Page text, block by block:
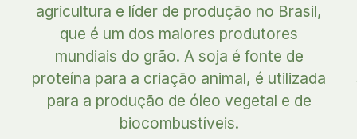
agricultura e líder de produção no Brasil,
que é um dos maiores produtores
mundiais do grão. A soja é fonte de
proteína para a criação animal, é utilizada
para a produção de óleo vegetal e de
biocombustíveis.